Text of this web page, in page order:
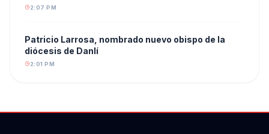
2:07 PM
Patricio Larrosa, nombrado nuevo obispo de la
diócesis de Danlí
2:01 PM